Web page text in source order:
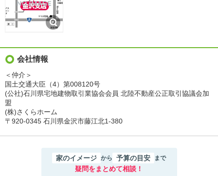
会社情報
＜仲介＞
国土交通大臣（4）第008120号
(公社)石川県宅地建物取引業協会会員 北陸不動産公正取引協議会加
盟
(株)さくらホーム
〒920-0345 石川県金沢市藤江北1-380
家のイメージ から 予算の目安 まで
疑問をまとめて相談！